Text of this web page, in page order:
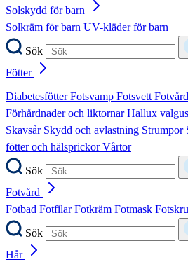
Solskydd för barn
Solkräm för barn UV-kläder för barn
Sök
Fötter
DiabetesfötterFotsvamp FotsvettFotvård
Förhårdnader och liktornarHallux valgus
Skavsår Skydd och avlastning Strumpor
fötter och hälsprickorVårtor
Sök
Fotvård
Fotbad FotfilarFotkräm Fotmask
Sök
Hår